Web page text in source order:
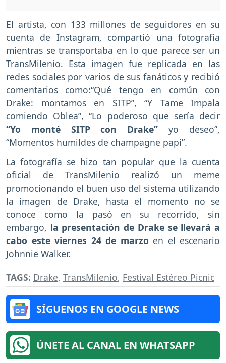
El artista, con 133 millones de seguidores en su
cuenta de Instagram, compartió una fotografía
mientras se transportaba en lo que parece ser un
TransMilenio. Esta imagen fue replicada en las
redes sociales por varios de sus fanáticos y recibió
comentarios como:“Qué tengo en común con
Drake: montamos en SITP”, “Y Tame Impala
comiendo Oblea”, “Lo poderoso que sería decir
“Yo monté SITP con Drake” yo deseo”,
“Momentos humildes de champagne papi”.
La fotografía se hizo tan popular que la cuenta
oficial de TransMilenio realizó un meme
promocionando el buen uso del sistema utilizando
la imagen de Drake, hasta el momento no se
conoce como la pasó en su recorrido, sin
embargo, la presentación de Drake se llevará a
cabo este viernes 24 de marzo en el escenario
Johnnie Walker.
TAGS: Drake, TransMilenio, Festival Estéreo Picnic
SÍGUENOS EN GOOGLE NEWS
ÚNETE AL CANAL EN WHATSAPP